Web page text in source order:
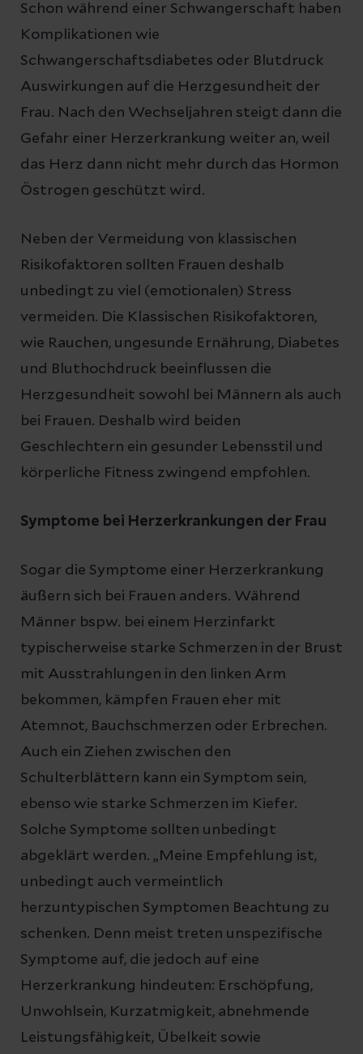
Schon während einer Schwangerschaft haben
Komplikationen wie
Schwangerschaftsdiabetes oder Blutdruck
Auswirkungen auf die Herzgesundheit der
Frau. Nach den Wechseljahren steigt dann die
Gefahr einer Herzerkrankung weiter an, weil
das Herz dann nicht mehr durch das Hormon
Östrogen geschützt wird.
Neben der Vermeidung von klassischen
Risikofaktoren sollten Frauen deshalb
unbedingt zu viel (emotionalen) Stress
vermeiden. Die Klassischen Risikofaktoren,
wie Rauchen, ungesunde Ernährung, Diabetes
und Bluthochdruck beeinflussen die
Herzgesundheit sowohl bei Männern als auch
bei Frauen. Deshalb wird beiden
Geschlechtern ein gesunder Lebensstil und
körperliche Fitness zwingend empfohlen.
Symptome bei Herzerkrankungen der Frau
Sogar die Symptome einer Herzerkrankung
äußern sich bei Frauen anders. Während
Männer bspw. bei einem Herzinfarkt
typischerweise starke Schmerzen in der Brust
mit Ausstrahlungen in den linken Arm
bekommen, kämpfen Frauen eher mit
Atemnot, Bauchschmerzen oder Erbrechen.
Auch ein Ziehen zwischen den
Schulterblättern kann ein Symptom sein,
ebenso wie starke Schmerzen im Kiefer.
Solche Symptome sollten unbedingt
abgeklärt werden. „Meine Empfehlung ist,
unbedingt auch vermeintlich
herzuntypischen Symptomen Beachtung zu
schenken. Denn meist treten unspezifische
Symptome auf, die jedoch auf eine
Herzerkrankung hindeuten: Erschöpfung,
Unwohlsein, Kurzatmigkeit, abnehmende
Leistungsfähigkeit, Übelkeit sowie